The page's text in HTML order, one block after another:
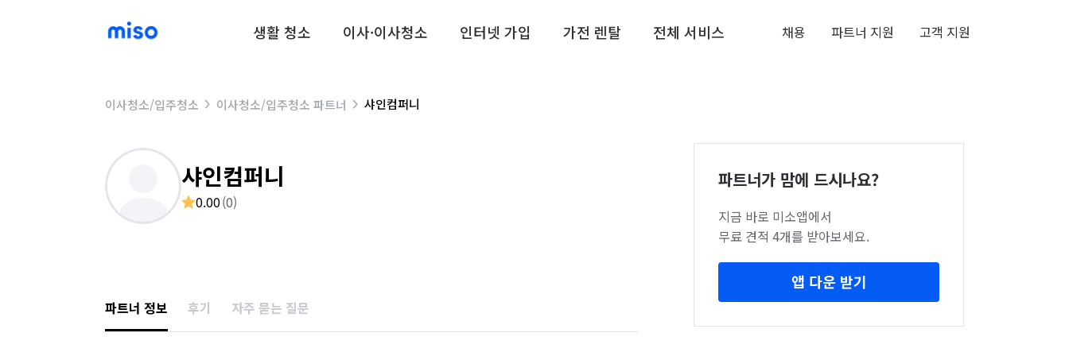
생활 청소 이사·이사청소 인터넷 가입 가전 렌탈 전체 서비스 채용 파트너 지원 고객 지원
이사청소/입주청소 이사청소/입주청소 파트너 샤인컴퍼니
샤인컴퍼니
0.00(0)
파트너 정보 후기 자주 묻는 질문
파트너가 맘에 드시나요?
지금 바로 미소앱에서
무료 견적 4개를 받아보세요.
앱 다운 받기